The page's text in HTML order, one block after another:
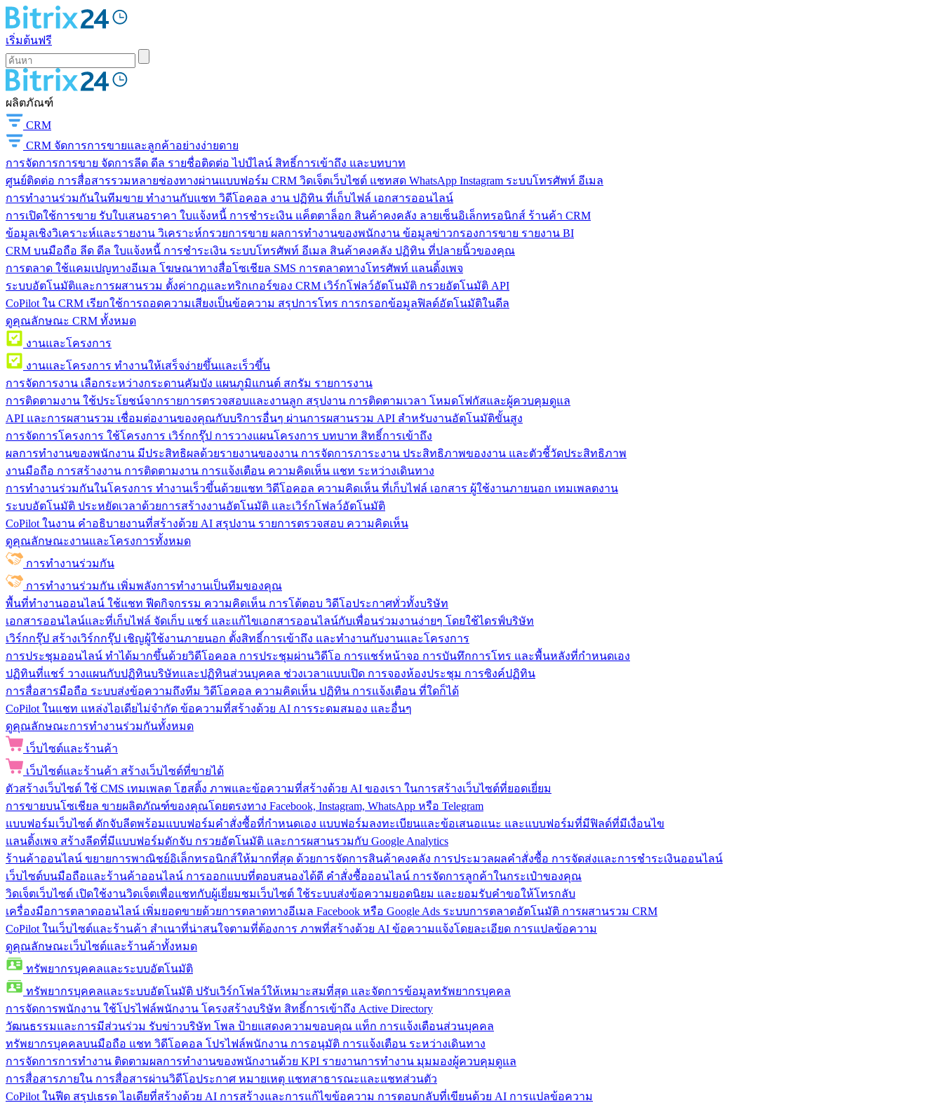
เริ่มต้นฟรี
ผลิตภัณฑ์
CRM
CRM จัดการการขายและลูกค้าอย่างง่ายดาย
การจัดการการขาย จัดการลีด ดีล รายชื่อติดต่อ ไปป์ไลน์ สิทธิ์การเข้าถึง และบทบาท
ศูนย์ติดต่อ การสื่อสารรวมหลายช่องทางผ่านแบบฟอร์ม CRM วิดเจ็ตเว็บไซต์ แชทสด WhatsApp Instagram ระบบโทรศัพท์ อีเมล
การทำงานร่วมกันในทีมขาย ทำงานกับแชท วิดีโอคอล งาน ปฏิทิน ที่เก็บไฟล์ เอกสารออนไลน์
การเปิดใช้การขาย รับใบเสนอราคา ใบแจ้งหนี้ การชำระเงิน แค็ตตาล็อก สินค้าคงคลัง ลายเซ็นอิเล็กทรอนิกส์ ร้านค้า CRM
ข้อมูลเชิงวิเคราะห์และรายงาน วิเคราะห์กรวยการขาย ผลการทำงานของพนักงาน ข้อมูลข่าวกรองการขาย รายงาน BI
CRM บนมือถือ ลีด ดีล ใบแจ้งหนี้ การชำระเงิน ระบบโทรศัพท์ อีเมล สินค้าคงคลัง ปฏิทิน ที่ปลายนิ้วของคุณ
การตลาด ใช้แคมเปญทางอีเมล โฆษณาทางสื่อโซเชียล SMS การตลาดทางโทรศัพท์ แลนดิ้งเพจ
ระบบอัตโนมัติและการผสานรวม ตั้งค่ากฎและทริกเกอร์ของ CRM เวิร์กโฟลว์อัตโนมัติ กรวยอัตโนมัติ API
CoPilot ใน CRM เรียกใช้การถอดความเสียงเป็นข้อความ สรุปการโทร การกรอกข้อมูลฟิลด์อัตโนมัติในดีล
ดูคุณลักษณะ CRM ทั้งหมด
งานและโครงการ
งานและโครงการ ทำงานให้เสร็จง่ายขึ้นและเร็วขึ้น
การจัดการงาน เลือกระหว่างกระดานคัมบัง แผนภูมิแกนต์ สกรัม รายการงาน
การติดตามงาน ใช้ประโยชน์จากรายการตรวจสอบและงานลูก สรุปงาน การติดตามเวลา โหมดโฟกัสและผู้ควบคุมดูแล
API และการผสานรวม เชื่อมต่องานของคุณกับบริการอื่นๆ ผ่านการผสานรวม API สำหรับงานอัตโนมัติขั้นสูง
การจัดการโครงการ ใช้โครงการ เวิร์กกรุ๊ป การวางแผนโครงการ บทบาท สิทธิ์การเข้าถึง
ผลการทำงานของพนักงาน มีประสิทธิผลด้วยรายงานของงาน การจัดการภาระงาน ประสิทธิภาพของงาน และตัวชี้วัดประสิทธิภาพ
งานมือถือ การสร้างงาน การติดตามงาน การแจ้งเตือน ความคิดเห็น แชท ระหว่างเดินทาง
การทำงานร่วมกันในโครงการ ทํางานเร็วขึ้นด้วยแชท วิดีโอคอล ความคิดเห็น ที่เก็บไฟล์ เอกสาร ผู้ใช้งานภายนอก เทมเพลตงาน
ระบบอัตโนมัติ ประหยัดเวลาด้วยการสร้างงานอัตโนมัติ และเวิร์กโฟลว์อัตโนมัติ
CoPilot ในงาน คำอธิบายงานที่สร้างด้วย AI สรุปงาน รายการตรวจสอบ ความคิดเห็น
ดูคุณลักษณะงานและโครงการทั้งหมด
การทำงานร่วมกัน
การทำงานร่วมกัน เพิ่มพลังการทำงานเป็นทีมของคุณ
พื้นที่ทำงานออนไลน์ ใช้แชท ฟีดกิจกรรม ความคิดเห็น การโต้ตอบ วิดีโอประกาศทั่วทั้งบริษัท
เอกสารออนไลน์และที่เก็บไฟล์ จัดเก็บ แชร์ และแก้ไขเอกสารออนไลน์กับเพื่อนร่วมงานง่ายๆ โดยใช้ไดรฟ์บริษัท
เวิร์กกรุ๊ป สร้างเวิร์กกรุ๊ป เชิญผู้ใช้งานภายนอก ตั้งสิทธิ์การเข้าถึง และทำงานกับงานและโครงการ
การประชุมออนไลน์ ทำได้มากขึ้นด้วยวิดีโอคอล การประชุมผ่านวิดีโอ การแชร์หน้าจอ การบันทึกการโทร และพื้นหลังที่กำหนดเอง
ปฏิทินที่แชร์ วางแผนกับปฏิทินบริษัทและปฏิทินส่วนบุคคล ช่วงเวลาแบบเปิด การจองห้องประชุม การซิงค์ปฏิทิน
การสื่อสารมือถือ ระบบส่งข้อความถึงทีม วิดีโอคอล ความคิดเห็น ปฏิทิน การแจ้งเตือน ที่ใดก็ได้
CoPilot ในแชท แหล่งไอเดียไม่จำกัด ข้อความที่สร้างด้วย AI การระดมสมอง และอื่นๆ
ดูคุณลักษณะการทำงานร่วมกันทั้งหมด
เว็บไซต์และร้านค้า
เว็บไซต์และร้านค้า สร้างเว็บไซต์ที่ขายได้
ตัวสร้างเว็บไซต์ ใช้ CMS เทมเพลต โฮสติ้ง ภาพและข้อความที่สร้างด้วย AI ของเรา ในการสร้างเว็บไซต์ที่ยอดเยี่ยม
การขายบนโซเชียล ขายผลิตภัณฑ์ของคุณโดยตรงทาง Facebook, Instagram, WhatsApp หรือ Telegram
แบบฟอร์มเว็บไซต์ ดักจับลีดพร้อมแบบฟอร์มคำสั่งซื้อที่กำหนดเอง แบบฟอร์มลงทะเบียนและข้อเสนอแนะ และแบบฟอร์มที่มีฟิลด์ที่มีเงื่อนไข
แลนดิ้งเพจ สร้างลีดที่มีแบบฟอร์มดักจับ กรวยอัตโนมัติ และการผสานรวมกับ Google Analytics
ร้านค้าออนไลน์ ขยายการพาณิชย์อิเล็กทรอนิกส์ให้มากที่สุด ด้วยการจัดการสินค้าคงคลัง การประมวลผลคำสั่งซื้อ การจัดส่งและการชำระเงินออนไลน์
เว็บไซต์บนมือถือและร้านค้าออนไลน์ การออกแบบที่ตอบสนองได้ดี คำสั่งซื้อออนไลน์ การจัดการลูกค้าในกระเป๋าของคุณ
วิดเจ็ตเว็บไซต์ เปิดใช้งานวิดเจ็ตเพื่อแชทกับผู้เยี่ยมชมเว็บไซต์ ใช้ระบบส่งข้อความยอดนิยม และยอมรับคำขอให้โทรกลับ
เครื่องมือการตลาดออนไลน์ เพิ่มยอดขายด้วยการตลาดทางอีเมล Facebook หรือ Google Ads ระบบการตลาดอัตโนมัติ การผสานรวม CRM
CoPilot ในเว็บไซต์และร้านค้า สำเนาที่น่าสนใจตามที่ต้องการ ภาพที่สร้างด้วย AI ข้อความแจ้งโดยละเอียด การแปลข้อความ
ดูคุณลักษณะเว็บไซต์และร้านค้าทั้งหมด
ทรัพยากรบุคคลและระบบอัตโนมัติ
ทรัพยากรบุคคลและระบบอัตโนมัติ ปรับเวิร์กโฟลว์ให้เหมาะสมที่สุด และจัดการข้อมูลทรัพยากรบุคคล
การจัดการพนักงาน ใช้โปรไฟล์พนักงาน โครงสร้างบริษัท สิทธิ์การเข้าถึง Active Directory
วัฒนธรรมและการมีส่วนร่วม รับข่าวบริษัท โพล ป้ายแสดงความขอบคุณ แท็ก การแจ้งเตือนส่วนบุคคล
ทรัพยากรบุคคลบนมือถือ แชท วิดีโอคอล โปรไฟล์พนักงาน การอนุมัติ การแจ้งเตือน ระหว่างเดินทาง
การจัดการการทำงาน ติดตามผลการทำงานของพนักงานด้วย KPI รายงานการทำงาน มุมมองผู้ควบคุมดูแล
การสื่อสารภายใน การสื่อสารผ่านวิดีโอประกาศ หมายเหตุ แชทสาธารณะและแชทส่วนตัว
CoPilot ในฟีด สรุปเธรด ไอเดียที่สร้างด้วย AI การสร้างและการแก้ไขข้อความ การตอบกลับที่เขียนด้วย AI การแปลข้อความ